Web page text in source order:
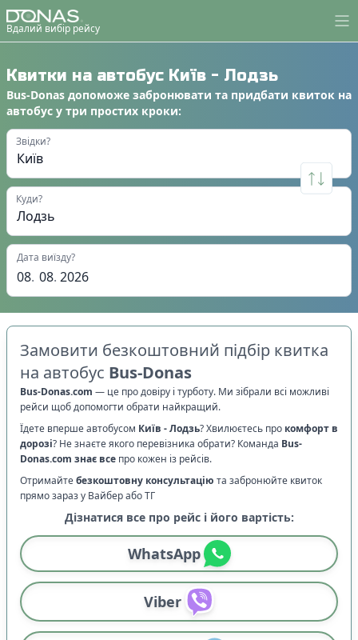
Вдалий вибір рейсу
Квитки на автобус Київ - Лодзь
Bus-Donas допоможе забронювати та придбати квиток на
автобус у три простих кроки:
Звідки?
Куди?
Дата виїзду?
08. 08. 2026
Замовити безкоштовний підбір квитка
на автобус Bus-Donas
Bus-Donas.com — це про довіру і турботу. Ми зібрали всі можливі
рейси щоб допомогти обрати найкращий.
Їдете вперше автобусом Київ -Лодзь? Хвилюєтесь про комфорт в
дорозі? Не знаєте якого перевізника обрати? Команда Bus-
Donas.com знає все про кожен із рейсів.
Отримайтебезкоштовну консультацію та забронюйте квиток
прямо зараз у Вайбер або ТГ
Дізнатися все про рейс і його вартість:
WhatsApp
Viber